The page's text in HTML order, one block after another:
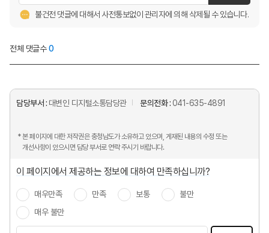
불건전 댓글에 대해서 사전통보없이 관리자에 의해 삭제될 수 있습니다.
전체 댓글수0
담당부서 : 대변인 디지털소통담당관 문의전화 : 041-635-4891
* 본 페이지에 대한 저작권은 충청남도가 소유하고 있으며, 게재된 내용의 수정 또는
개선사항이 있으시면 담당 부서로 연락 주시기 바랍니다.
이 페이지에서 제공하는 정보에 대하여 만족하십니까?
매우만족 만족 보통
불만
매우 불만